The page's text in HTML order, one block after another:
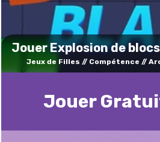
Jouer Explosion de
Jeux de Filles Compétence
Jouer